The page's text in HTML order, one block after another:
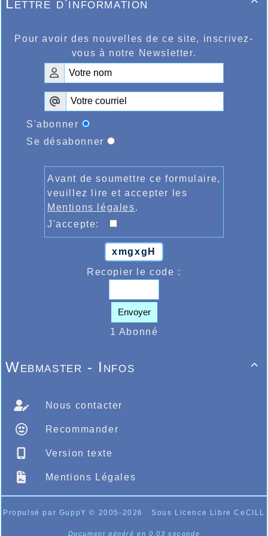
Lettre d'information
Pour avoir des nouvelles de ce site, inscrivez-
vous à notre Newsletter.
S'abonner
Se désabonner
Avant de soumettre ce formulaire,
veuillez lire et accepter les
Mentions légales.
J'accepte:
xmgxgH
Recopier le code :
Envoyer
1 Abonné

Webmaster - Infos
Nous contacter
Recommander
Version texte
Mentions Légales
Propulsé par GuppY© 2005-2026 Sous Licence Libre CeCILL
Document généré en 0.03 seconde